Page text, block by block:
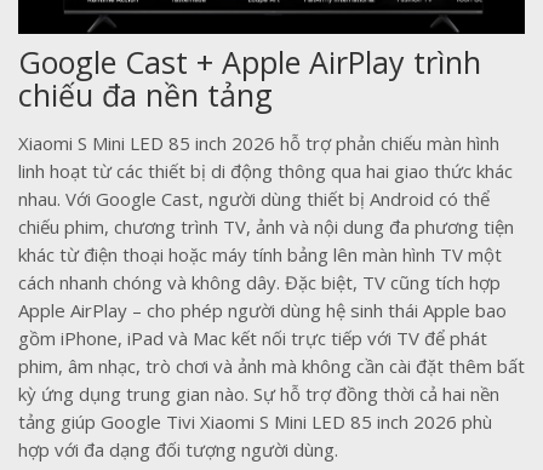
Google Cast + Apple AirPlay trình
chiếu đa nền tảng
Xiaomi S Mini LED 85 inch 2026 hỗ trợ phản chiếu màn hình
linh hoạt từ các thiết bị di động thông qua hai giao thức khác
nhau. Với Google Cast, người dùng thiết bị Android có thể
chiếu phim, chương trình TV, ảnh và nội dung đa phương tiện
khác từ điện thoại hoặc máy tính bảng lên màn hình TV một
cách nhanh chóng và không dây. Đặc biệt, TV cũng tích hợp
Apple AirPlay – cho phép người dùng hệ sinh thái Apple bao
gồm iPhone, iPad và Mac kết nối trực tiếp với TV để phát
phim, âm nhạc, trò chơi và ảnh mà không cần cài đặt thêm bất
kỳ ứng dụng trung gian nào. Sự hỗ trợ đồng thời cả hai nền
tảng giúp Google Tivi Xiaomi S Mini LED 85 inch 2026 phù
hợp với đa dạng đối tượng người dùng.